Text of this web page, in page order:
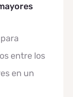
entre los
en un